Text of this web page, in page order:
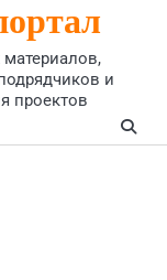
и
проектов